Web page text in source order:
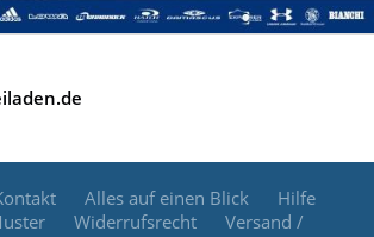
Alles auf einen Blick
Hilfe
Widerrufsrecht
Versand /